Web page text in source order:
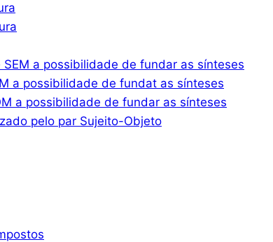
a possibilidade de fundar as sínteses
a possibilidade de fundat as sínteses
a possibilidade de fundar as sínteses
pelo par Sujeito-Objeto